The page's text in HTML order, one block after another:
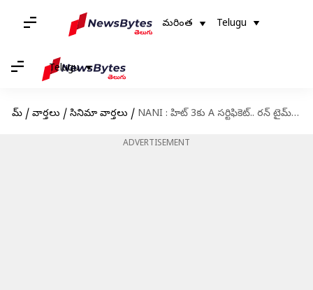
మరింత Telugu
Telugu
హోమ్ / వార్తలు / సినిమా వార్తలు / NANI : హిట్ 3కు A సర్టిఫికెట్.. రన్ టైమ్ ఎంతంటే?
ADVERTISEMENT